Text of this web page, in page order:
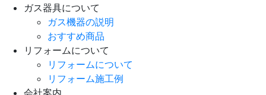
ガス器具について
ガス機器の説明
おすすめ商品
リフォームについて
リフォームについて
リフォーム施工例
会社案内